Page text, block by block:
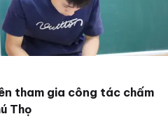
tham gia công tác chấm
Thọ